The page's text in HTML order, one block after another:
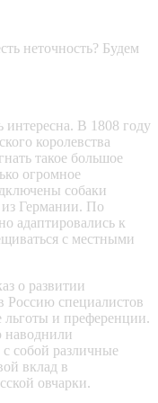
неточность? Будем
интересна. В 1808 году
королевства
такое большое
огромное
собаки
Германии. По
адаптировались к
с местными
о развитии
Россию специалистов
льготы и преференции.
собой различные
вклад в
овчарки.